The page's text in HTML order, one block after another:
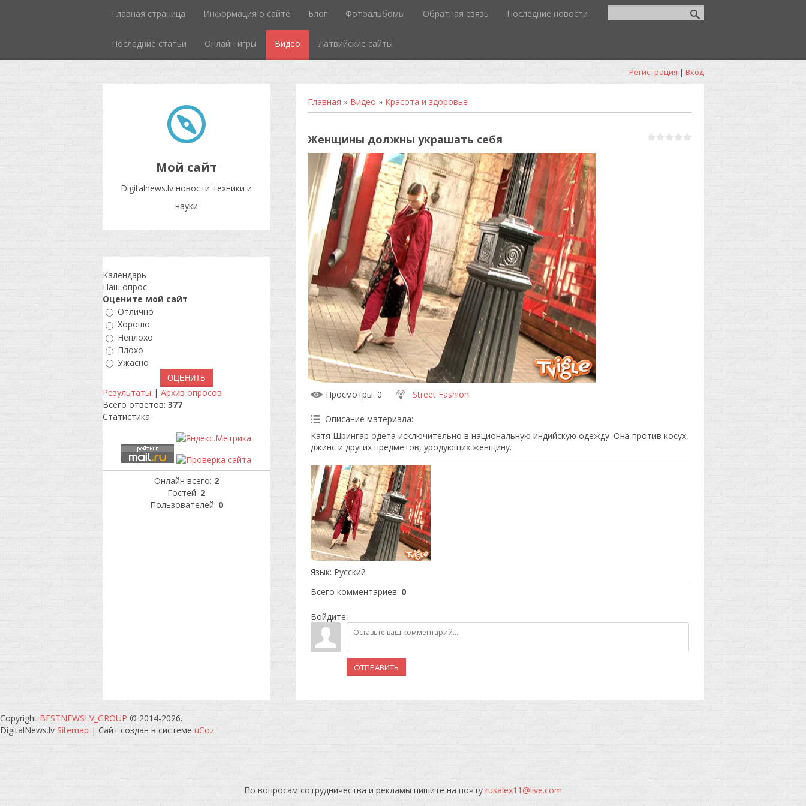
Главная страница Информация о сайте Блог Фотоальбомы Обратная связь Последние новости
Последние статьи Онлайн игры Видео Латвийские сайты
Регистрация | Вход
Мой сайт
Digitalnews.lv новости техники и
науки
Главная » Видео » Красота и здоровье
Женщины должны украшать себя
Просмотры: 0 Street Fashion
Описание материала:
Катя Шрингар одета исключительно в национальную индийскую одежду. Она против косух,
джинс и других предметов, уродующих женщину.
Язык: Русский
Всего комментариев: 0
Войдите:
ОТПРАВИТЬ
Календарь
Наш опрос
Оцените мой сайт
Отлично
Хорошо
Неплохо
Плохо
Ужасно
Результаты | Архив опросов
Всего ответов: 377
Статистика
Онлайн всего: 2
Гостей: 2
Пользователей: 0
Copyright BESTNEWSLV_GROUP © 2014-2026.
DigitalNews.lv Sitemap | Сайт создан в системе uCoz
По вопросам сотрудничества и рекламы пишите на почту rusalex11@live.com